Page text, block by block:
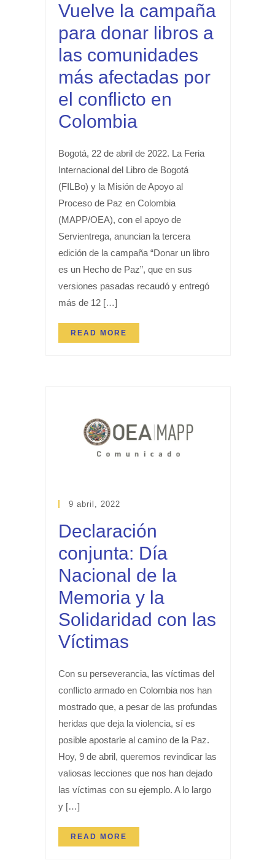
Vuelve la campaña
para donar libros a
las comunidades
más afectadas por
el conflicto en
Colombia
Bogotá, 22 de abril de 2022. La Feria
Internacional del Libro de Bogotá
(FILBo) y la Misión de Apoyo al
Proceso de Paz en Colombia
(MAPP/OEA), con el apoyo de
Servientrega, anuncian la tercera
edición de la campaña “Donar un libro
es un Hecho de Paz”, que en sus
versiones pasadas recaudó y entregó
más de 12 […]
READ MORE
9 abril, 2022
Declaración
conjunta: Día
Nacional de la
Memoria y la
Solidaridad con las
Víctimas
Con su perseverancia, las víctimas del
conflicto armado en Colombia nos han
mostrado que, a pesar de las profundas
heridas que deja la violencia, sí es
posible apostarle al camino de la Paz.
Hoy, 9 de abril, queremos revindicar las
valiosas lecciones que nos han dejado
las víctimas con su ejemplo. A lo largo
y […]
READ MORE